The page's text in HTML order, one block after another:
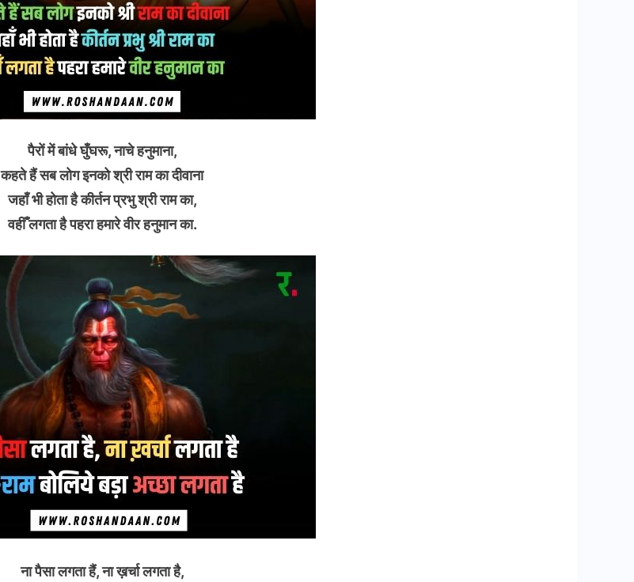
पैरों में बांधे घुँघरू, नाचे हनुमाना,
कहते हैं सब लोग इनको श्री राम का दीवाना
जहाँ भी होता है कीर्तन प्रभु श्री राम का,
वहीँ लगता है पहरा हमारे वीर हनुमान का.
ना पैसा लगता हैं, ना ख़र्चा लगता है,